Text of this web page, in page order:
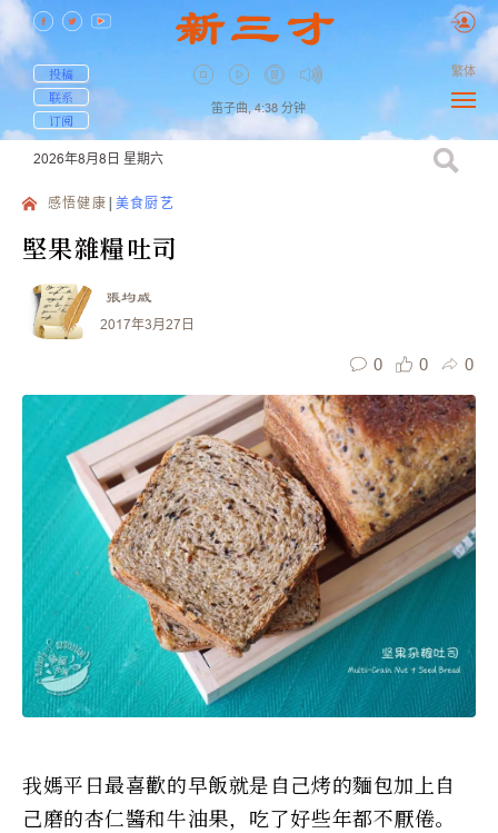
投稿
联系
订阅
笛子曲, 4:38 分钟
繁体
2026年8月8日 星期六
感悟健康 美食厨艺
堅果雜糧吐司
張均威
2017年3月27日
0 0 0
我媽平日最喜歡的早飯就是自己烤的麵包加上自
己磨的杏仁醬和牛油果，吃了好些年都不厭倦。